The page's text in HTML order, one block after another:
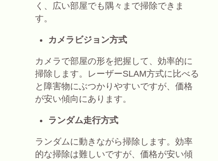
く、広い部屋でも隅々まで掃除できま
す。
カメラビジョン方式
カメラで部屋の形を把握して、効率的に
掃除します。レーザーSLAM方式に比べる
と障害物にぶつかりやすいですが、価格
が安い傾向にあります。
ランダム走行方式
ランダムに動きながら掃除します。効率
的な掃除は難しいですが、価格が安い傾